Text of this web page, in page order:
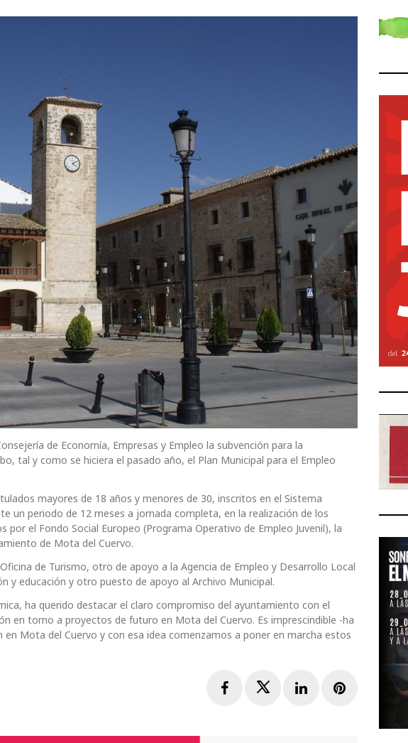
de Economía, Empresas y Empleo la subvención para la
tal y como se hiciera el pasado año, el Plan Municipal para el Empleo
mayores de 18 años y menores de 30, inscritos en el Sistema
un periodo de 12 meses a jornada completa, en la realización de los
el Fondo Social Europeo (Programa Operativo de Empleo Juvenil), la
de Mota del Cuervo.
de Turismo, otro de apoyo a la Agencia de Empleo y Desarrollo Local
y educación y otro puesto de apoyo al Archivo Municipal.
ha querido destacar el claro compromiso del ayuntamiento con el
en torno a proyectos de futuro en Mota del Cuervo. Es imprescindible -ha
Mota del Cuervo y con esa idea comenzamos a poner en marcha estos
FacebookTwitterLinkedInPinterest